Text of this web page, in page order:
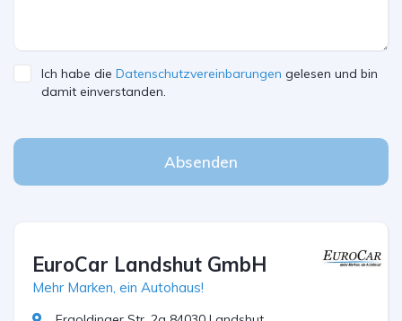
Ich habe die Datenschutzvereinbarungen gelesen und bin
damit einverstanden.
Absenden
EuroCar Landshut GmbH
Mehr Marken, ein Autohaus!